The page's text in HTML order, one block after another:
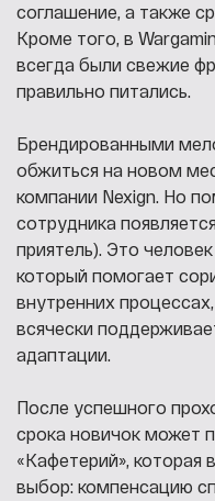
соглашение, а также
Кроме того, в
всегда были свежие
правильно питались.
Брендированными
обжиться на новом
компании Nexign. Но
сотрудника
приятель). Это
который помогает
внутренних
всячески
адаптации.
После успешного
срока новичок может
«Кафетерий», которая
выбор: компенсацию